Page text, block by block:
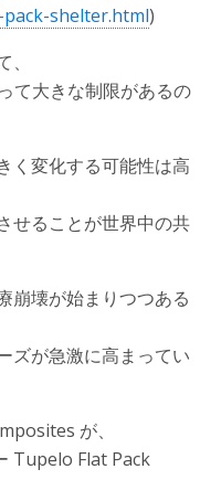
shelter.html)
て大きな制限があるの
く変化する可能性は高
せることが世界中の共
崩壊が始まりつつある
ズが急激に高まってい
が、
Tupelo Flat Pack